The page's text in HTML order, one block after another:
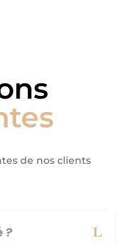
de nos clients
?